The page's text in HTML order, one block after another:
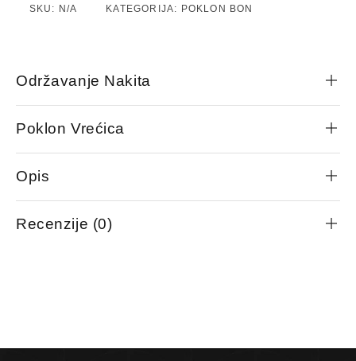
SKU: N/A KATEGORIJA: POKLON BON
Održavanje Nakita
Poklon Vrećica
Opis
Recenzije (0)